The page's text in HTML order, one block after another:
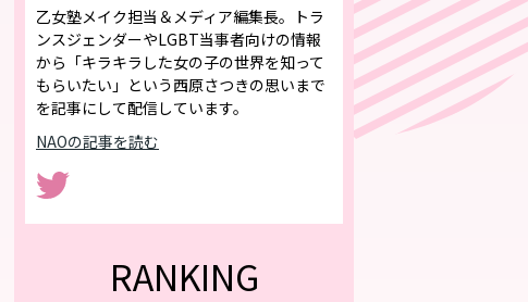
乙女塾メイク担当＆メディア編集長。トラ
ンスジェンダーやLGBT当事者向けの情報
から「キラキラした女の子の世界を知って
もらいたい」という西原さつきの思いまで
を記事にして配信しています。
NAOの記事を読む
RANKING